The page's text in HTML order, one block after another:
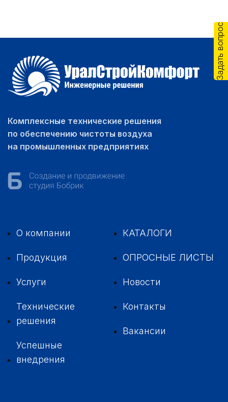
Комплексные технические решения
по обеспечению чистоты воздуха
на промышленных предприятиях
О компании
Продукция
Услуги
Технические
решения
Успешные
внедрения
КАТАЛОГИ
ОПРОСНЫЕ ЛИСТЫ
Новости
Контакты
Вакансии
Задать вопрос